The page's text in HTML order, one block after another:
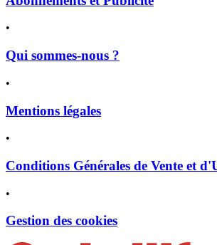
•
Qui sommes-nous ?
•
Mentions légales
•
Conditions Générales de Vente et
•
Gestion des cookies